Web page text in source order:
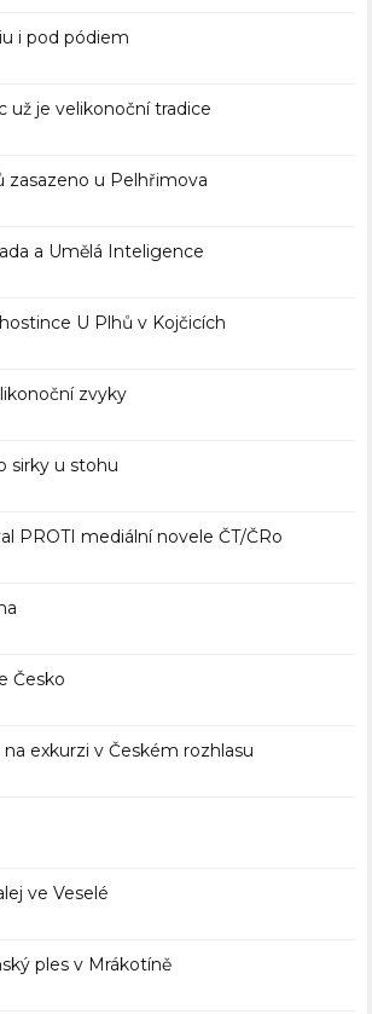
i pod pódiem
už je velikonoční tradice
zasazeno u Pelhřimova
a Umělá Inteligence
U Plhů v Kojčicích
zvyky
sirky u stohu
PROTI mediální novele ČT/ČRo
Česko
exkurzi v Českém rozhlasu
ve Veselé
ples v Mrákotíně